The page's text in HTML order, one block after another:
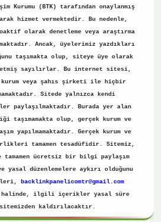
(BTK) tarafından onaylanmış
hizmet vermektedir. Bu nedenle,
olarak denetleme veya araştırma
Ancak, üyelerimiz yazdıkları
taşımakta olup, siteye üye olarak
etmiş sayılırlar. Bu internet sitesi,
kurum veya şahıs şirketi ile hiçbir
Sitede yalnızca kendi
paylaşılmaktadır. Burada yer alan
olup, gerçek kurum ve
yapılmamaktadır. Gerçek kurum ve
tamamen tesadüfidir. Sitemiz,
tamamen ücretsiz bir bilgi paylaşım
yasal düzenlemelere aykırı olduğunu
backlinkpanelicomtr@gmail.com
halinde, ilgili içerikler yasal süre
kaldırılacaktır.